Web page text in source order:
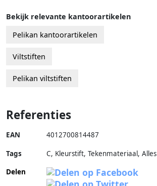
Bekijk relevante kantoorartikelen
Pelikan kantoorartikelen
Viltstiften
Pelikan viltstiften
Referenties
EAN 4012700814487
Tags
C, Kleurstift, Tekenmateriaal, Alles
Delen